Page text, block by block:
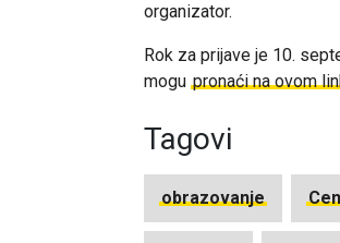
organizator.
Rok za prijave je 10.
mogu pronaći na ovom
Tagovi
obrazovanje